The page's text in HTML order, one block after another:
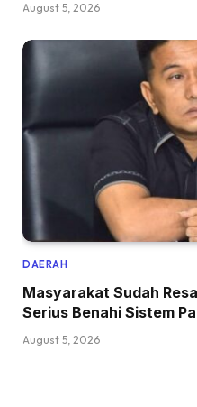
August 5, 2026
DAERAH
Masyarakat Sudah
Serius Benahi Sistem
August 5, 2026